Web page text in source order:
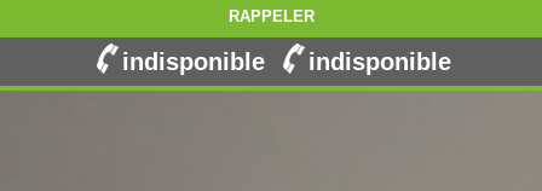
indisponible indisponible